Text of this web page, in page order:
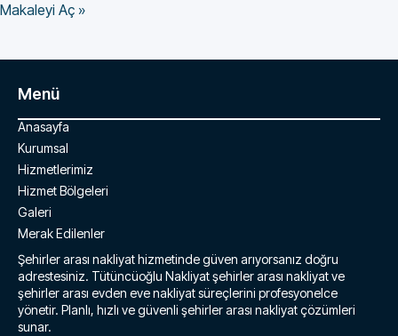
Makaleyi Aç »
Menü
Anasayfa
Kurumsal
Hizmetlerimiz
Hizmet Bölgeleri
Galeri
Merak Edilenler
Şehirler arası nakliyat hizmetinde güven arıyorsanız doğru
adrestesiniz. Tütüncüoğlu Nakliyat şehirler arası nakliyat ve
şehirler arası evden eve nakliyat süreçlerini profesyonelce
yönetir. Planlı, hızlı ve güvenli şehirler arası nakliyat çözümleri
sunar.